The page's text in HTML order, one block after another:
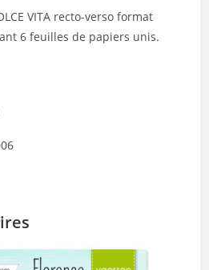
VITA recto-verso format
6 feuilles de papiers unis.